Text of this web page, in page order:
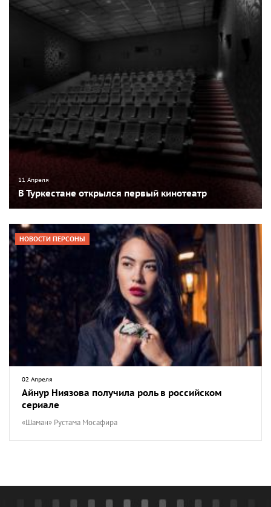
11 Апреля
В Туркестане открылся первый кинотеатр
НОВОСТИ ПЕРСОНЫ
02 Апреля
Айнур Ниязова получила роль в российском
сериале
«Шаман» Рустама Мосафира